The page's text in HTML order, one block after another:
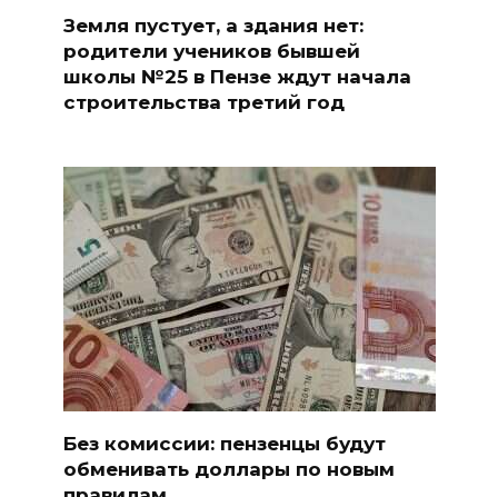
Земля пустует, а здания нет:
родители учеников бывшей
школы №25 в Пензе ждут начала
строительства третий год
Без комиссии: пензенцы будут
обменивать доллары по новым